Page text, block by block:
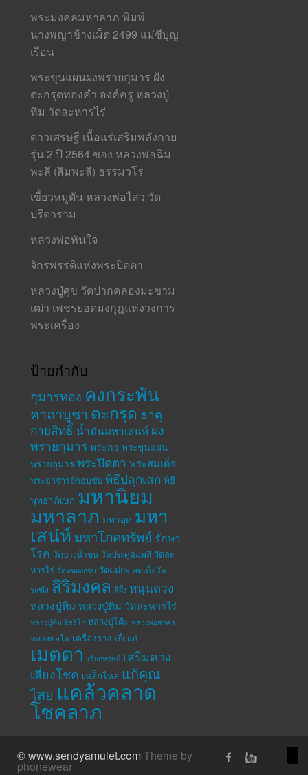
พระมงคลมหาลาภ พิมพ์
นางพญาข้างเม็ด 2499 แม่ชีบุญ
เรือน
พระขุนแผนผงพรายกุมาร ฝัง
ตะกรุดทองคำ องค์ครู หลวงปู่
ทิม วัดละหารไร่
ดาวเศรษฐี เนื้อแร่เสริมพลังกาย
รุ่น 2 ปี 2564 ของ หลวงพ่อฉิม
พะลี (สิมพะลี) ธรรมวโร
เขี้ยวหมูตัน หลวงพ่อไสว วัด
ปรีดาราม
หลวงพ่อทันใจ
จักรพรรดิแห่งพระปิดตา
หลวงปู่ศุข วัดปากคลองมะขาม
เฒ่า เพชรยอดมงกุฎแห่งวงการ
พระเครื่อง
ป้ายกำกับ
กุมารทอง คงกระพัน
คาถาบูชา ตะกรุด ธาตุ
กายสิทธิ์ น้ำมันมหาเสน่ห์ ผง
พรายกุมาร พระกรุ พระขุนแผน
พรายกุมาร พระปิดตา พระสมเด็จ
พระอาจารย์กอบชัย พิธีปลุกเสก พิธี
พุทธาภิเษก มหานิยม
มหาลาภ มหาอุด มหา
เสน่ห์ มหาโภคทรัพย์ รักษา
โรค วัดบางน้ำชน วัดประดู่ฉิมพลี วัดละ
หารไร่ วัดหนองกรับ วัดแม่ยะ สมเด็จวัด
ระฆัง สิริมงคล สีผึ้ง หนุนดวง
หลวงปู่ทิม หลวงปู่ทิม วัดละหารไร่
หลวงปู่ทิม อิสริโก หลวงปู่โต๊ะ หลวงพ่อสาคร
หลวงพ่อโต เครื่องราง เบี้ยแก้
เมตตา เรียกทรัพย์ เสริมดวง
เสี่ยงโชค เหล็กไหล แก้คุณ
ไสย แคล้วคลาด
โชคลาภ
© www.sendyamulet.comTheme by
phonewear